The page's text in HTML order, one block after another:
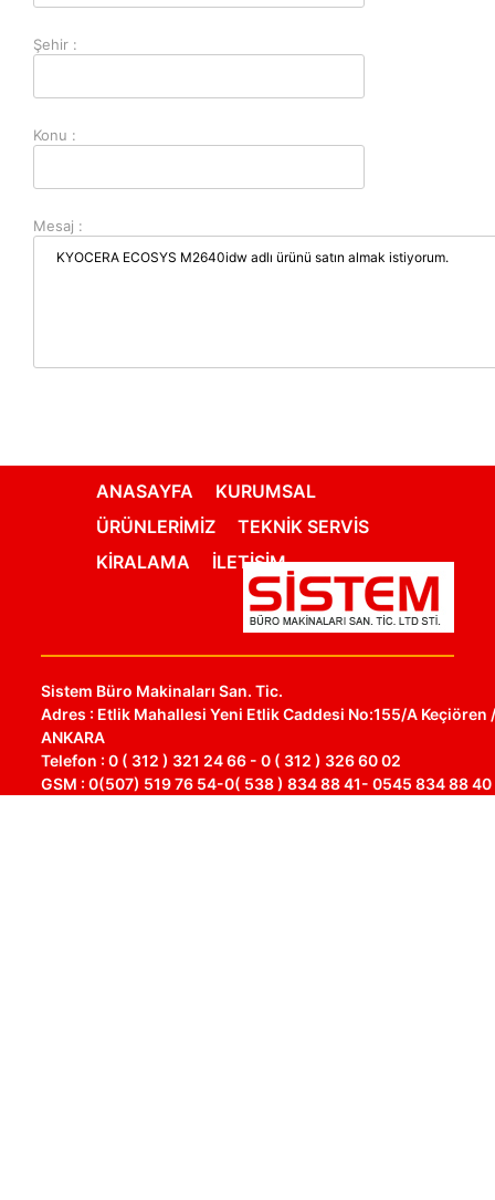
Şehir :
Konu :
Mesaj :
ANASAYFA
KURUMSAL
ÜRÜNLERİMİZ
TEKNİK SERVİS
KİRALAMA
İLETİŞİM
Sistem Büro Makinaları San. Tic.
Adres : Etlik Mahallesi Yeni Etlik Caddesi No:155/A Keçiören
ANKARA
Telefon : 0 ( 312 ) 321 24 66 - 0 ( 312 ) 326 60 02
GSM : 0(507) 519 76 54-0( 538 ) 834 88 41- 0545 834 88 40